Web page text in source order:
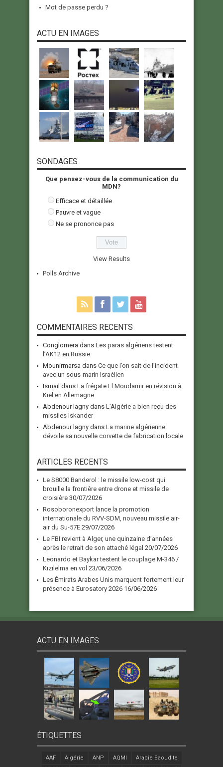
Mot de passe perdu ?
ACTU EN IMAGES
SONDAGES
Que pensez-vous de la communication du
MDN?
Efficace et détaillée
Pauvre et vague
Ne se prononce pas
View Results
Polls Archive
COMMENTAIRES RECENTS
Conglomera dans Les paras algériens testent
l’AK12 en Russie
Mounirmarsa dans Ce que l’on sait de l’incident
avec un sous-marin Israélien
Ismail dans La frégate El Moudamir en révision à
Kiel en Allemagne
Abdenour lagny dans L’Algérie a bien reçu des
missiles Iskander
Abdenour lagny dans La marine algérienne
dévoile sa nouvelle corvette de fabrication locale
ARTICLES RECENTS
Le S8000 Banderol : le missile low-cost qui
brouille la frontière entre drone et missile de
croisière 30/07/2026
Rosoboronexport lance la promotion
internationale du RVV-SDM, nouveau missile air-
air du Su-57E 29/07/2026
Le FBI revient à Alger, une quinzaine d’années
après le retrait de son attaché légal 20/07/2026
Leonardo et Baykar testent le couplage M-346 /
Kızılelma en vol 23/06/2026
Les Émirats Arabes Unis marquent fortement leur
présence à Eurosatory 2026 16/06/2026
ACTU EN IMAGES
ÉTIQUETTES
AAF Algérie ANP AQMI Arabie Saoudite